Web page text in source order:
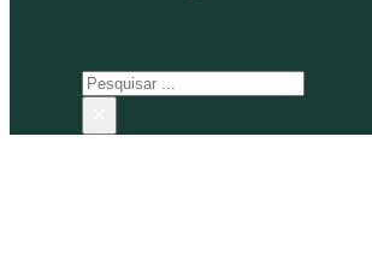
Pesquisar